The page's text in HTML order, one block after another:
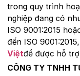
trong quy trình
nghiệp đang có
ISO 9001:2015
đến ISO
Việtđể được hỗ
CÔNG TY TNHH